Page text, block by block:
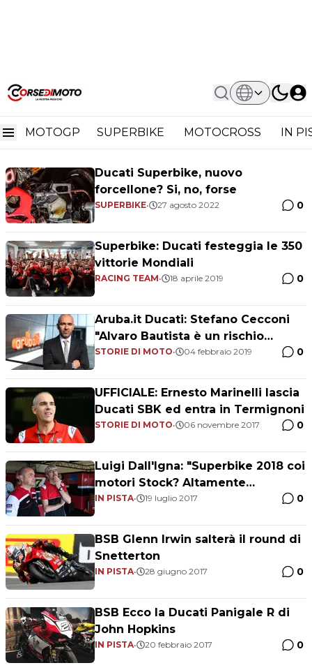
MOTOGP SUPERBIKE MOTOCROSS IN
Home Ducati Superbike
Ducati Superbike
Ducati Superbike, nuovo
forcellone? Si, no, forse
SUPERBIKE• 27 agosto 2022 0
Superbike: Ducati festeggia le 350
vittorie Mondiali
RACING TEAM• 18 aprile 2019 0
Aruba.it Ducati: Stefano Cecconi
"Alvaro Bautista è un rischio
calcolato"
STORIE DI MOTO• 04 febbraio 2019 0
UFFICIALE: Ernesto Marinelli lascia
Ducati SBK ed entra in Termignoni
STORIE DI MOTO• 06 novembre 2017 0
Luigi Dall'Igna: "Superbike 2018 coi
motori Stock? Altamente
improbabile"
IN PISTA• 19 luglio 2017 0
BSB Glenn Irwin salterà il round di
Snetterton
IN PISTA• 28 giugno 2017 0
BSB Ecco la Ducati Panigale R di
John Hopkins
IN PISTA• 20 febbraio 2017 0